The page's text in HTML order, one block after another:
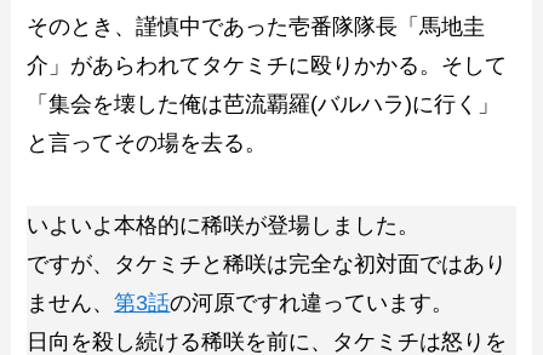
そのとき、謹慎中であった壱番隊隊長「馬地圭
介」があらわれてタケミチに殴りかかる。そして
「集会を壊した俺は芭流覇羅(バルハラ)に行く」
と言ってその場を去る。
いよいよ本格的に稀咲が登場しました。
ですが、タケミチと稀咲は完全な初対面ではあり
ません、第3話の河原ですれ違っています。
日向を殺し続ける稀咲を前に、タケミチは怒りを